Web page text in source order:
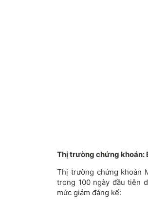
Thị trường chứng khoán:
Thị trường chứng khoán
trong 100 ngày đầu tiên
mức giảm đáng kể: